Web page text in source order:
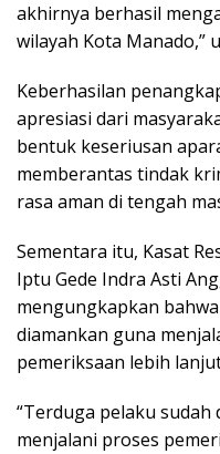
akhirnya berhasil
wilayah Kota Manado,”
Keberhasilan
apresiasi dari
bentuk keseriusan
memberantas tindak
rasa aman di tengah
Sementara itu, Kasat
Iptu Gede Indra Asti
mengungkapkan
diamankan guna
pemeriksaan lebih
“Terduga pelaku sudah
menjalani proses